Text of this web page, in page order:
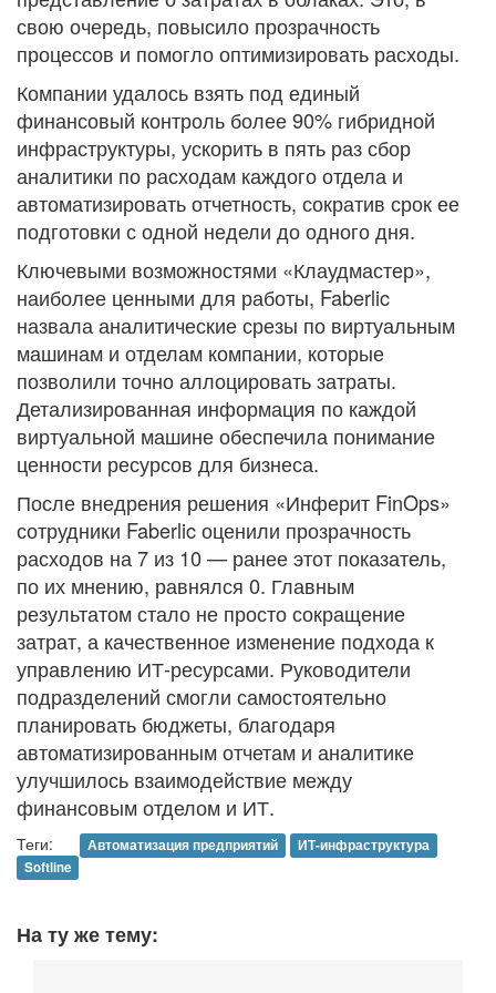
свою очередь, повысило прозрачность
процессов и помогло оптимизировать расходы.
Компании удалось взять под единый
финансовый контроль более 90% гибридной
инфраструктуры, ускорить в пять раз сбор
аналитики по расходам каждого отдела и
автоматизировать отчетность, сократив срок ее
подготовки с одной недели до одного дня.
Ключевыми возможностями «Клаудмастер»,
наиболее ценными для работы, Faberlic
назвала аналитические срезы по виртуальным
машинам и отделам компании, которые
позволили точно аллоцировать затраты.
Детализированная информация по каждой
виртуальной машине обеспечила понимание
ценности ресурсов для бизнеса.
После внедрения решения «Инферит FinOps»
сотрудники Faberlic оценили прозрачность
расходов на 7 из 10 — ранее этот показатель,
по их мнению, равнялся 0. Главным
результатом стало не просто сокращение
затрат, а качественное изменение подхода к
управлению ИТ-ресурсами. Руководители
подразделений смогли самостоятельно
планировать бюджеты, благодаря
автоматизированным отчетам и аналитике
улучшилось взаимодействие между
финансовым отделом и ИТ.
Теги: Автоматизация предприятий
ИТ-инфраструктура
Softline
На ту же тему: